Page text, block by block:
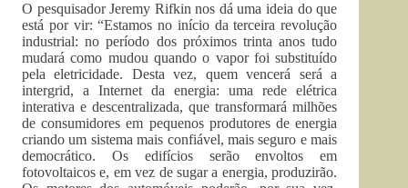
O pesquisador Jeremy Rifkin nos dá uma ideia do que
está por vir: “Estamos no início da terceira revolução
industrial: no período dos próximos trinta anos tudo
mudará como mudou quando o vapor foi substituído
pela eletricidade. Desta vez, quem vencerá será a
intergrid, a Internet da energia: uma rede elétrica
interativa e descentralizada, que transformará milhões
de consumidores em pequenos produtores de energia
criando um sistema mais confiável, mais seguro e mais
democrático. Os edifícios serão envoltos em
fotovoltaicos e, em vez de sugar a energia, produzirão.